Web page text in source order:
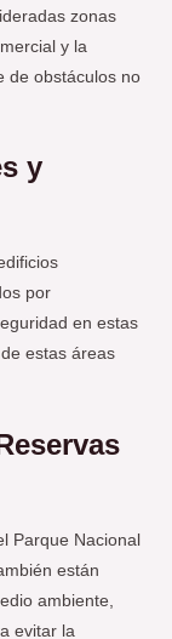
zonas
y la
de obstáculos no
y
por
en estas
estas áreas
Parque Nacional
están
ambiente,
evitar la